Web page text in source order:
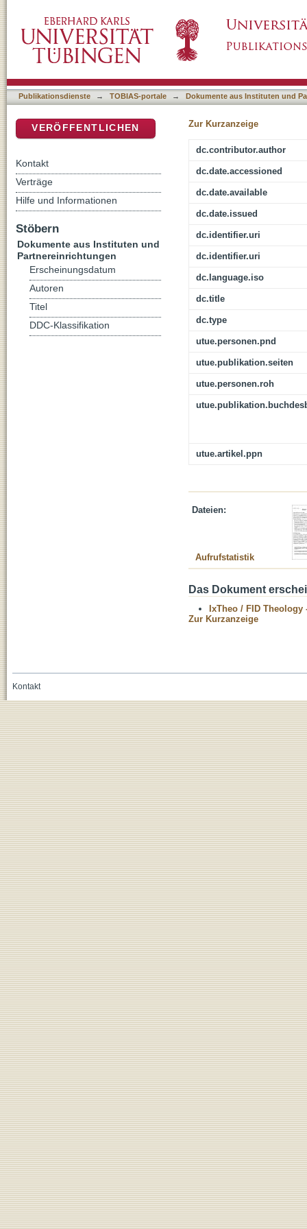
Publikationsdienste → TOBIAS-portale → Dokumente aus Instituten und
Zur Kurzanzeige
dc.contributor.author
dc.date.accessioned
dc.date.available
dc.date.issued
dc.identifier.uri
dc.identifier.uri
dc.language.iso
dc.title
dc.type
utue.personen.pnd
utue.publikation.seiten
utue.personen.roh
utue.artikel.ppn
Dateien:
Aufrufstatistik
Das Dokument
IxTheo / FID Theology
Zur Kurzanzeige
VERÖFFENTLICHEN
Kontakt
Verträge
Hilfe und Informationen
Stöbern
Dokumente aus Instituten und
Partnereinrichtungen
Erscheinungsdatum
Autoren
Titel
DDC-Klassifikation
Kontakt